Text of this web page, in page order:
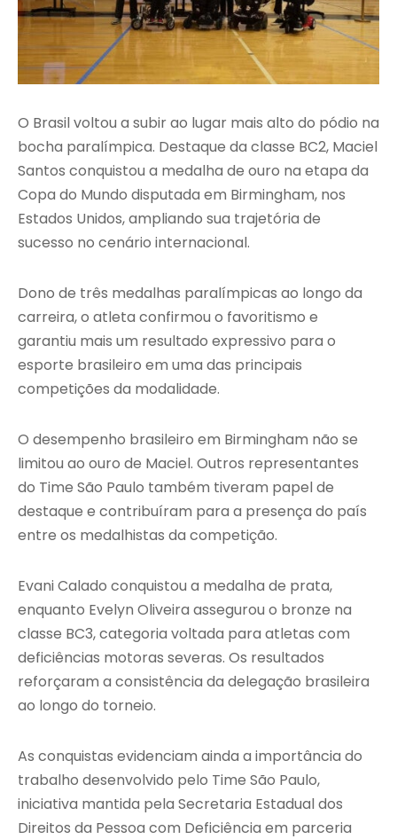
O Brasil voltou a subir ao lugar mais alto do pódio na
bocha paralímpica. Destaque da classe BC2, Maciel
Santos conquistou a medalha de ouro na etapa da
Copa do Mundo disputada em Birmingham, nos
Estados Unidos, ampliando sua trajetória de
sucesso no cenário internacional.
Dono de três medalhas paralímpicas ao longo da
carreira, o atleta confirmou o favoritismo e
garantiu mais um resultado expressivo para o
esporte brasileiro em uma das principais
competições da modalidade.
O desempenho brasileiro em Birmingham não se
limitou ao ouro de Maciel. Outros representantes
do Time São Paulo também tiveram papel de
destaque e contribuíram para a presença do país
entre os medalhistas da competição.
Evani Calado conquistou a medalha de prata,
enquanto Evelyn Oliveira assegurou o bronze na
classe BC3, categoria voltada para atletas com
deficiências motoras severas. Os resultados
reforçaram a consistência da delegação brasileira
ao longo do torneio.
As conquistas evidenciam ainda a importância do
trabalho desenvolvido pelo Time São Paulo,
iniciativa mantida pela Secretaria Estadual dos
Direitos da Pessoa com Deficiência em parceria